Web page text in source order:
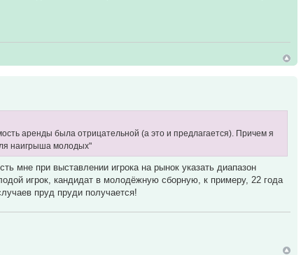
аренды была отрицательной (а это и предлагается). Причем я
наигрыша молодых"
мне при выставлении игрока на рынок указать диапазон
игрок, кандидат в молодёжную сборную, к примеру, 22 года
пруд пруди получается!